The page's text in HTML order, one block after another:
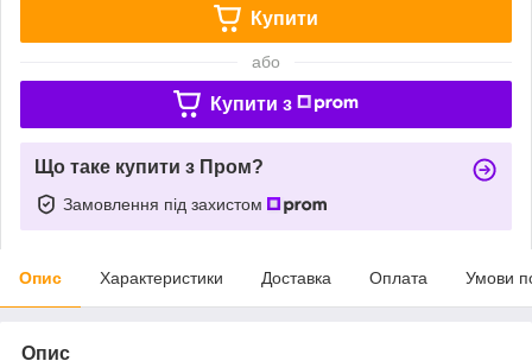
Купити
або
Купити з
Що таке купити з Пром?
Замовлення під захистом
Опис Характеристики Доставка Оплата Умови
Опис